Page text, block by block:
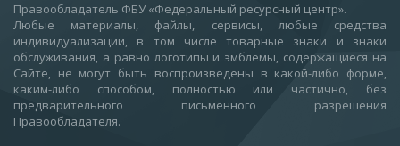
Правообладатель ФБУ «Федеральный ресурсный центр».
Любые материалы, файлы, сервисы, любые средства
индивидуализации, в том числе товарные знаки и знаки
обслуживания, а равно логотипы и эмблемы, содержащиеся на
Сайте, не могут быть воспроизведены в какой-либо форме,
каким-либо способом, полностью или частично, без
предварительного письменного разрешения
Правообладателя.